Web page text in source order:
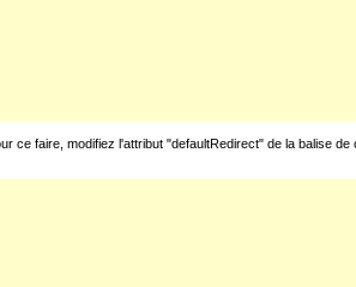
faire, modifiez l'attribut "defaultRedirect" de la balise